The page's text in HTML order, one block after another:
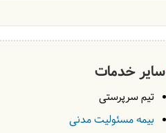
سایر خدمات
تیم سرپرستی
بیمه مسئولیت مدنی